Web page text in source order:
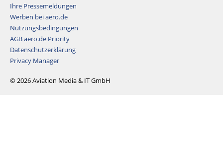
Ihre Pressemeldungen
Werben bei aero.de
Nutzungsbedingungen
AGB aero.de Priority
Datenschutzerklärung
Privacy Manager
© 2026 Aviation Media & IT GmbH